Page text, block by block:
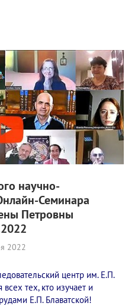
научно-
Семинара
Петровны
2022
центр им. Е.П.
всех тех, кто изучает и
Е.П. Блаватской!